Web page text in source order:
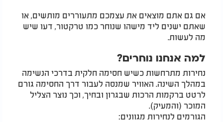
אם גם אתם מוצאים את עצמכם מתעוררים מותשים, או
שאתם ישנים ליד מישהו שנוחר כמו טרקטור, דעו שיש
מה לעשות.
למה אנחנו נוחרים?
נחירות מתרחשות כשיש חסימה חלקית בדרכי הנשימה
במהלך השינה. האוויר שמנסה לעבור דרך החסימה גורם
לרטט ברקמות הרכות שבגרון ובחיך, וכך נוצר הצליל
המוכר (והמעיק).
הגורמים לנחירות מגוונים: